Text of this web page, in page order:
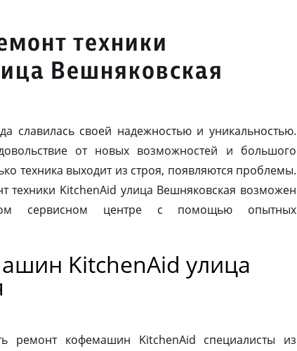
техники
Вешняковская
славилась своей надежностью и уникальностью.
от новых возможностей и большого
техника выходит из строя, появляются проблемы.
техники KitchenAid улица Вешняковская возможен
сервисном центре с помощью опытных
KitchenAid улица
ремонт кофемашин KitchenAid специалисты из